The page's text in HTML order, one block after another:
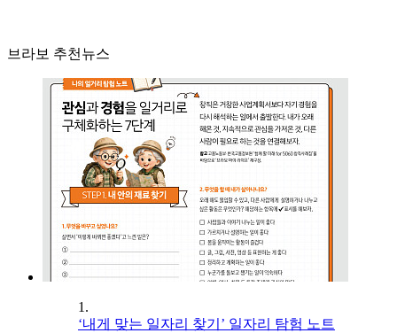
브라보 추천뉴스
1.
‘내게 맞는 일자리 찾기’ 일자리 탐험 노트